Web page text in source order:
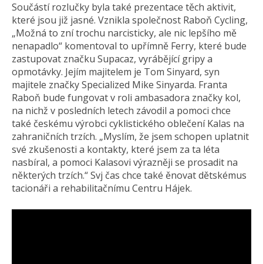
Součástí rozlučky byla také prezentace těch aktivit,
které jsou již jasné. Vznikla společnost Raboň Cycling,
„Možná to zní trochu narcisticky, ale nic lepšího mě
nenapadlo“ komentoval to upřímně Ferry, které bude
zastupovat značku Supacaz, vyrábějící gripy a
opmotávky. Jejím majitelem je Tom Sinyard, syn
majitele značky Specialized Mike Sinyarda. Franta
Raboň bude fungovat v roli ambasadora značky kol,
na nichž v posledních letech závodil a pomoci chce
také českému výrobci cyklistického oblečení Kalas na
zahraničních trzích. „Myslím, že jsem schopen uplatnit
své zkušenosti a kontakty, které jsem za ta léta
nasbíral, a pomoci Kalasovi výrazněji se prosadit na
některých trzích.“ Svj čas chce také ěnovat dětskémus
tacionáři a rehabilitačnímu Centru Hájek.